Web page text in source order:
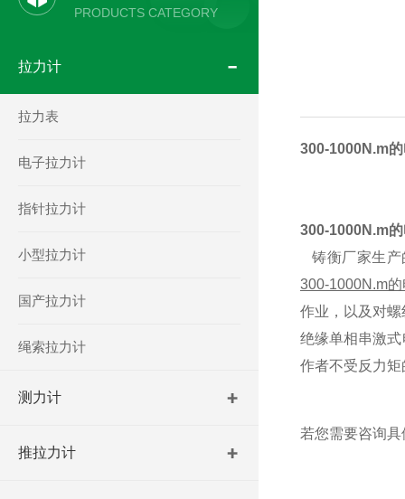
PRODUCTS CATEGORY
拉力计
拉力表
电子拉力计
指针拉力计
小型拉力计
国产拉力计
绳索拉力计
测力计
推拉力计
300-1000N.m
300-1000N.m
铸衡厂家生产
300-1000N.m
作业，以及对
绝缘单相串激
作者不受反力
若您需要咨询